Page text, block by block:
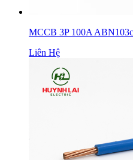
MCCB 3P 100A
Liên Hệ